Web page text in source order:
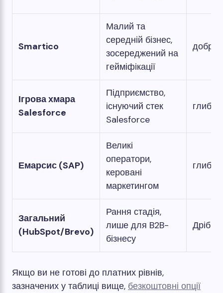
Smartico
Малий та
середній бізнес,
зосереджений на
гейміфікації
добре
Ігрова хмара
Salesforce
Підприємство,
існуючий стек
Salesforce
Емарсис (SAP)
Великі
оператори,
керовані
маркетингом
Загальний
(HubSpot/Brevo)
Рання стадія,
лише для B2B-
бізнесу
Якщо ви не готові до платних рівнів,
зазначених у таблиці вище, безкоштовні опції